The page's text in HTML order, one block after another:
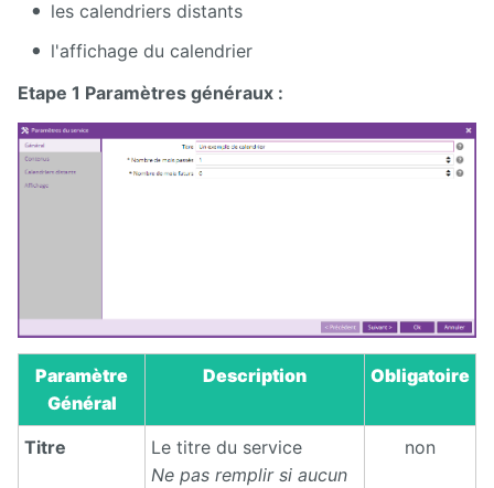
les calendriers distants
l'affichage du calendrier
Etape 1 Paramètres généraux :
Paramètre
Général
Description Obligatoire
Titre
Le titre du service
Ne pas remplir si aucun
non